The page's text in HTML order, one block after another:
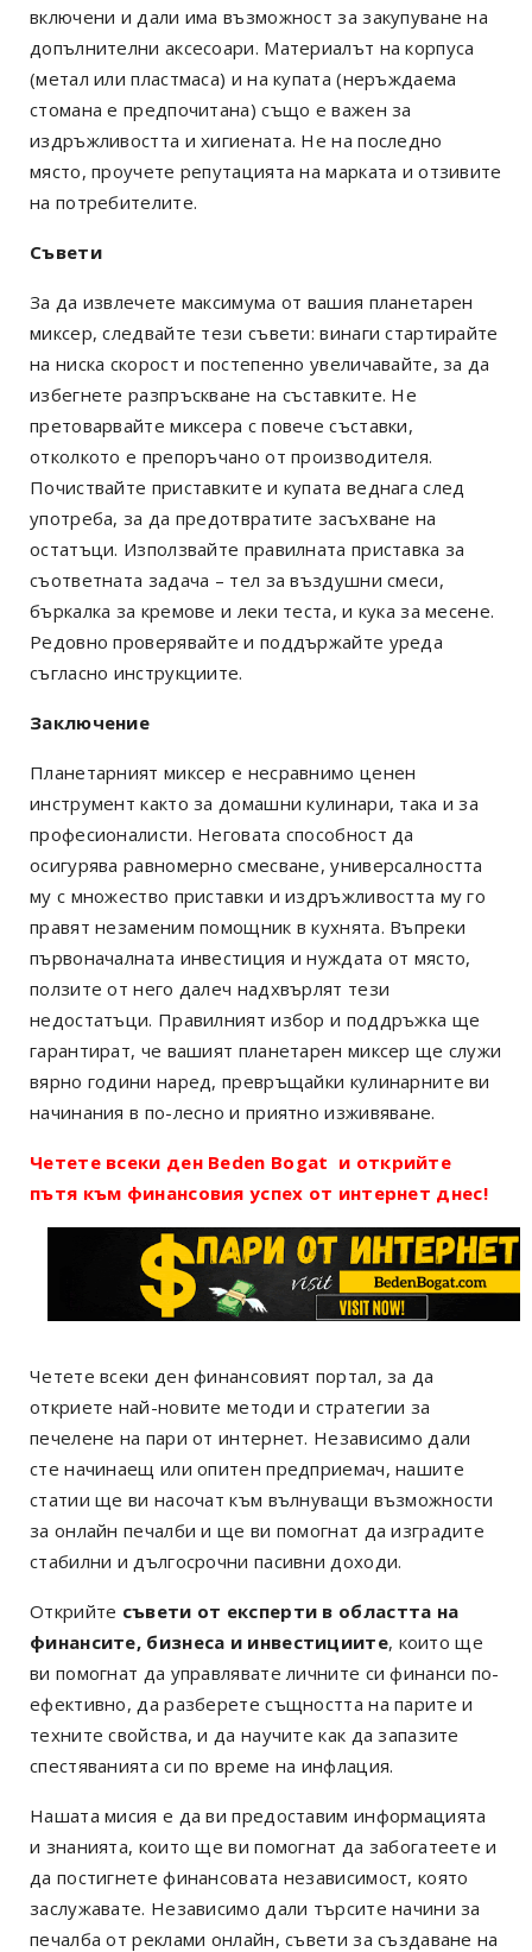
включени и дали има възможност за закупуване на
допълнителни аксесоари. Материалът на корпуса
(метал или пластмаса) и на купата (неръждаема
стомана е предпочитана) също е важен за
издръжливостта и хигиената. Не на последно
място, проучете репутацията на марката и отзивите
на потребителите.
Съвети
За да извлечете максимума от вашия планетарен
миксер, следвайте тези съвети: винаги стартирайте
на ниска скорост и постепенно увеличавайте, за да
избегнете разпръскване на съставките. Не
претоварвайте миксера с повече съставки,
отколкото е препоръчано от производителя.
Почиствайте приставките и купата веднага след
употреба, за да предотвратите засъхване на
остатъци. Използвайте правилната приставка за
съответната задача – тел за въздушни смеси,
бъркалка за кремове и леки теста, и кука за месене.
Редовно проверявайте и поддържайте уреда
съгласно инструкциите.
Заключение
Планетарният миксер е несравнимо ценен
инструмент както за домашни кулинари, така и за
професионалисти. Неговата способност да
осигурява равномерно смесване, универсалността
му с множество приставки и издръжливостта му го
правят незаменим помощник в кухнята. Въпреки
първоначалната инвестиция и нуждата от място,
ползите от него далеч надхвърлят тези
недостатъци. Правилният избор и поддръжка ще
гарантират, че вашият планетарен миксер ще служи
вярно години наред, превръщайки кулинарните ви
начинания в по-лесно и приятно изживяване.
Четете всеки ден Beden Bogat и открийте
пътя към финансовия успех от интернет днес!
Четете всеки ден финансовият портал, за да
откриете най-новите методи и стратегии за
печелене на пари от интернет. Независимо дали
сте начинаещ или опитен предприемач, нашите
статии ще ви насочат към вълнуващи възможности
за онлайн печалби и ще ви помогнат да изградите
стабилни и дългосрочни пасивни доходи.
Открийте съвети от експерти в областта на
финансите, бизнеса и инвестициите, които ще
ви помогнат да управлявате личните си финанси по-
ефективно, да разберете същността на парите и
техните свойства, и да научите как да запазите
спестяванията си по време на инфлация.
Нашата мисия е да ви предоставим информацията
и знанията, които ще ви помогнат да забогатеете и
да постигнете финансовата независимост, която
заслужавате. Независимо дали търсите начини за
печалба от реклами онлайн, съвети за създаване на